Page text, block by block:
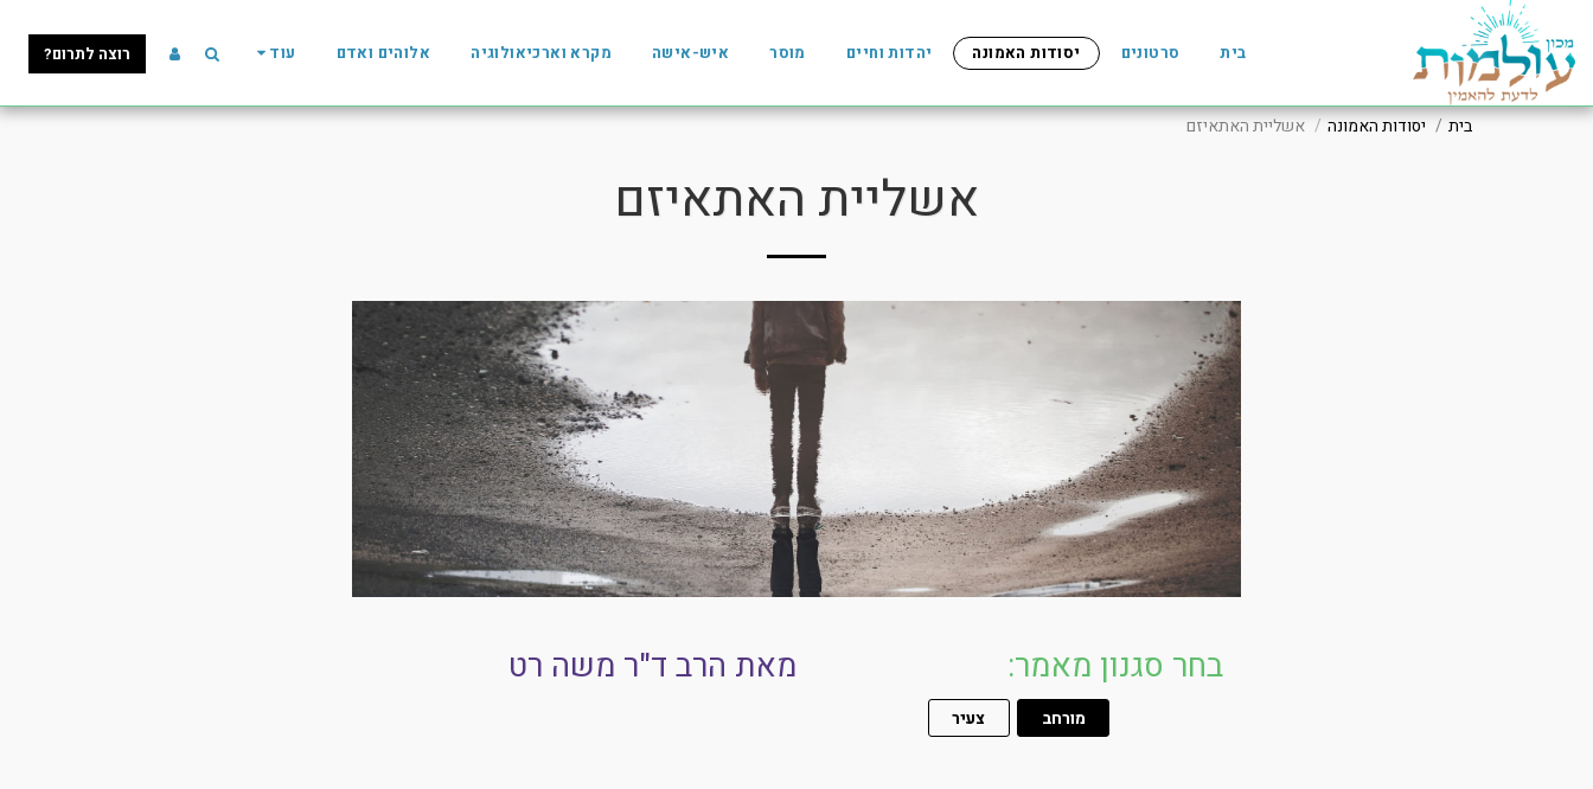
בית סרטונים יסודות האמונה יהדות וחיים מוסר איש-אישה מקרא וארכיאולוגיה אלוהים ואדם עוד רוצה לתרום?
בית יסודות האמונה אשליית האתאיזם
אשליית האתאיזם
בחר סגנון מאמר:
מורחב צעיר
מאת הרב ד"ר משה רט